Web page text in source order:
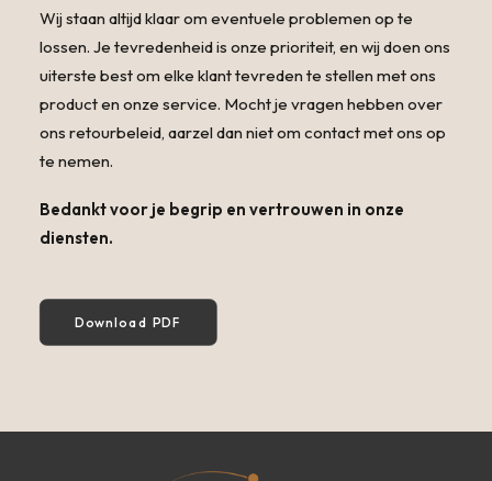
Wij staan altijd klaar om eventuele problemen op te
lossen. Je tevredenheid is onze prioriteit, en wij doen ons
uiterste best om elke klant tevreden te stellen met ons
product en onze service. Mocht je vragen hebben over
ons retourbeleid, aarzel dan niet om contact met ons op
te nemen.
Bedankt voor je begrip en vertrouwen in onze
diensten.
Download PDF